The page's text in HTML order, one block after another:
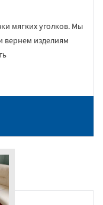
мягких уголков. Мы
вернем изделиям